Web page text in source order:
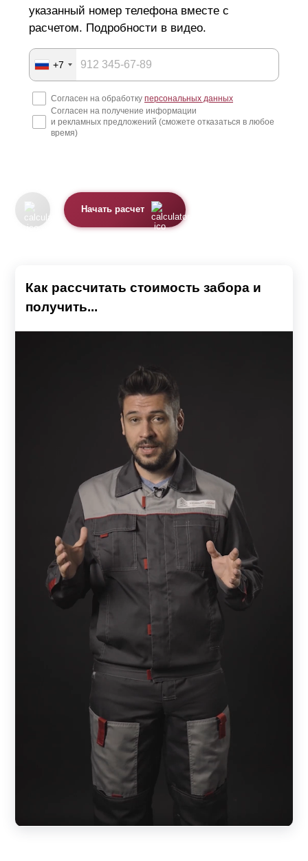
указанный номер телефона вместе с
расчетом. Подробности в видео.
+7
Согласен на обработку персональных данных
Согласен на получение информации
и рекламных предложений (сможете отказаться в любое
время)
Начать расчет
Как рассчитать стоимость забора и
получить...